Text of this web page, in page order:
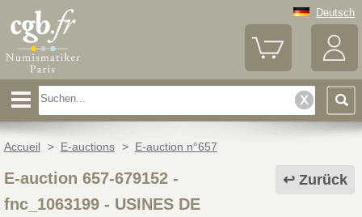
Deutsch
Accueil > E-auctions > E-auction n°657
Zurück
E-auction 657-679152 -
fnc_1063199- USINES DE